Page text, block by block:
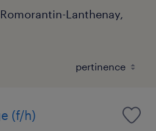
Lanthenay,
(f/h)